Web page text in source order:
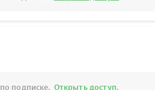
подписке. Открыть доступ.